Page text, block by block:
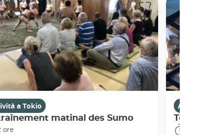
a Tokio
matinal des Sumo
ore
Attività a
Tour